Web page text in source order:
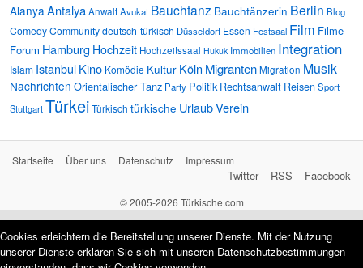
AlanyaAntalyaAnwaltAvukat Bauchtanz Bauchtänzerin Berlin Blog
ComedyCommunitydeutsch-türkisch Düsseldorf Essen Festsaal Film Filme
Forum Hamburg Hochzeit Hochzeitssaal Hukuk Immobilien Integration
Islam IstanbulKino Komödie Kultur Köln MigrantenMigration Musik
Nachrichten Orientalischer Tanz Party Politik Rechtsanwalt ReisenSport
StuttgartTürkeiTürkisch türkische UrlaubVerein
Startseite Über uns Datenschutz Impressum
Facebook
RSS
Twitter
© 2005-2026 Türkische.com
Cookies erleichtern die Bereitstellung unserer Dienste. Mit der Nutzung
unserer Dienste erklären Sie sich mit unseren Datenschutzbestimmungen